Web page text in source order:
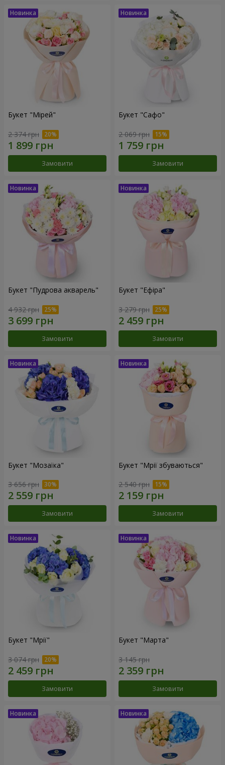
Букет "Мірей"
2 374 грн
Замовити
Букет "Сафо"
2 069 грн
Замовити
Букет "Пудрова акварель"
4 932 грн
Замовити
Букет "Ефіра"
3 279 грн
Замовити
Букет "Мозаїка"
3 656 грн
Замовити
Букет "Мрії збуваються"
2 540 грн
Замовити
Букет "Мрії"
3 074 грн
Замовити
Букет "Марта"
3 145 грн
Замовити